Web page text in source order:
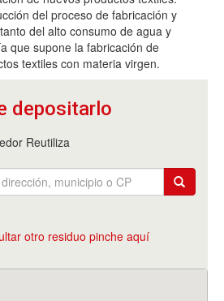
del proceso de fabricación y
del alto consumo de agua y
que supone la fabricación de
textiles con materia virgen.
depositarlo
Reutiliza
otro residuo pinche aquí